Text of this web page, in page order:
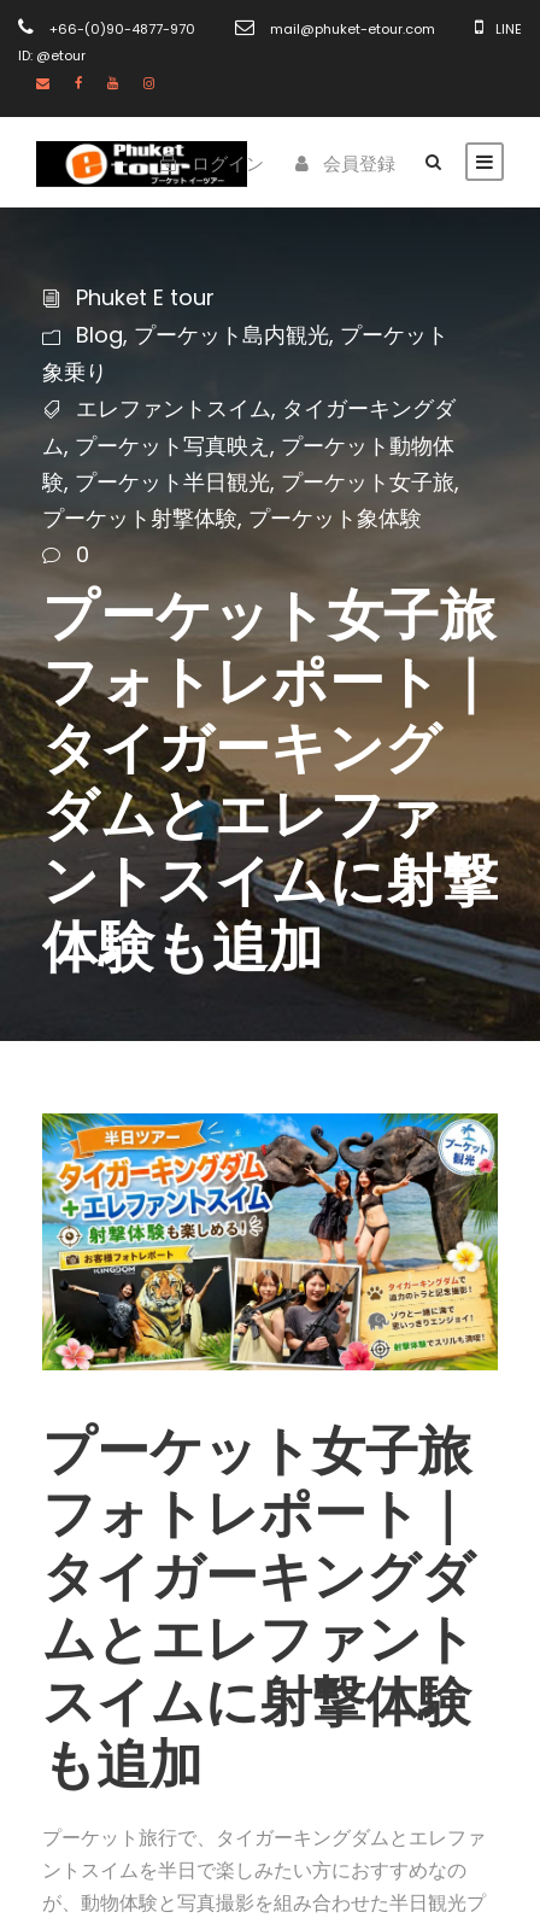
+66-(0)90-4877-970 mail@phuket-etour.com
LINE
ID: @etour
ログイン 会員登録
Phuket E tour
Blog, プーケット島内観光, プーケット
象乗り
エレファントスイム, タイガーキングダ
ム, プーケット写真映え , プーケット動物体
験, プーケット半日観光, プーケット女子旅,
プーケット射撃体験, プーケット象体験
0
プーケット女子旅
フォトレポート｜
タイガーキング
ダムとエレファ
ントスイムに射撃
体験も追加
プーケット女子旅
フォトレポート｜
タイガーキングダ
ムとエレファント
スイムに射撃体験
も追加
プーケット旅行で、タイガーキングダムとエレファ
ントスイムを半日で楽しみたい方におすすめなの
が、動物体験と写真撮影を組み合わせた半日観光プ